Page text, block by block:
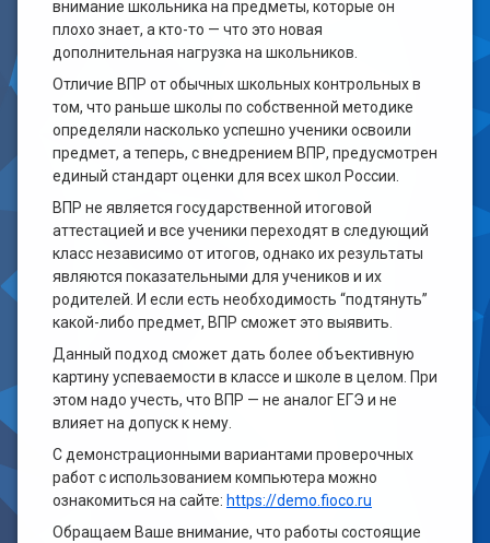
внимание школьника на предметы, которые он
плохо знает, а кто-то — что это новая
дополнительная нагрузка на школьников.
Отличие ВПР от обычных школьных контрольных в
том, что раньше школы по собственной методике
определяли насколько успешно ученики освоили
предмет, а теперь, с внедрением ВПР, предусмотрен
единый стандарт оценки для всех школ России.
ВПР не является государственной итоговой
аттестацией и все ученики переходят в следующий
класс независимо от итогов, однако их результаты
являются показательными для учеников и их
родителей. И если есть необходимость “подтянуть”
какой-либо предмет, ВПР сможет это выявить.
Данный подход сможет дать более объективную
картину успеваемости в классе и школе в целом. При
этом надо учесть, что ВПР — не аналог ЕГЭ и не
влияет на допуск к нему.
C демонстрационными вариантами проверочных
работ с использованием компьютера можно
ознакомиться на сайте: https://demo.fioco.ru
Обращаем Ваше внимание, что работы состоящие